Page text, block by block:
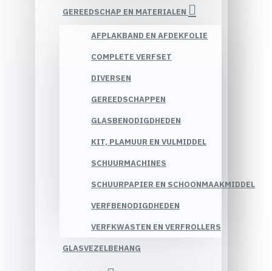
GEREEDSCHAP EN MATERIALEN
AFPLAKBAND EN AFDEKFOLIE
COMPLETE VERFSET
DIVERSEN
GEREEDSCHAPPEN
GLASBENODIGDHEDEN
KIT, PLAMUUR EN VULMIDDEL
SCHUURMACHINES
SCHUURPAPIER EN SCHOONMAAKMIDDEL
VERFBENODIGDHEDEN
VERFKWASTEN EN VERFROLLERS
GLASVEZELBEHANG